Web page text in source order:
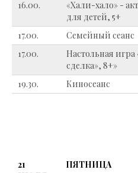
16.00.
«Хали-хало» -
для детей, 5+
17.00.
Семейный сеанс
17.00.
Настольная
сделка», 8+»
19.30.
Киносеанс
21
ПЯТНИЦА